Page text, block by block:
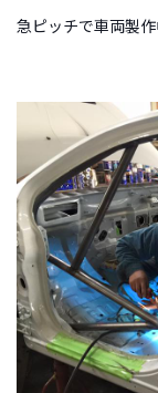
急ピッチで車両製